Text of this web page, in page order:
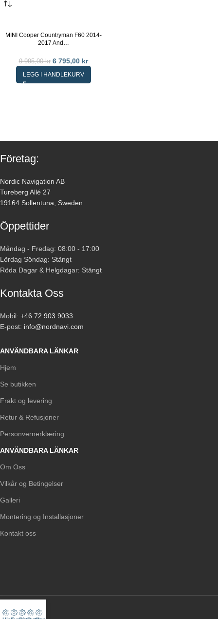
MINI Cooper Countryman F60 2014-
2017 And…
9 995,00kr 6 795,00 kr
LEGG I HANDLEKURV
Företag:
Nordic Navigation AB
Tureberg Allé 27
19164 Sollentuna, Sweden
Öppettider
Måndag - Fredag: 08:00 - 17:00
Lördag Söndag: Stängt
Röda Dagar & Helgdagar: Stängt
Kontakta Oss
Mobil: +46 72 903 9033
E-post: info@nordnavi.com
ANVÄNDBARA LÄNKAR
Hjem
Se butikken
Frakt og levering
Retur & Refusjoner
Personvernerklæring
ANVÄNDBARA LÄNKAR
Om Oss
Vilkår og Betingelser
Galleri
Montering og Installasjoner
Kontakt oss